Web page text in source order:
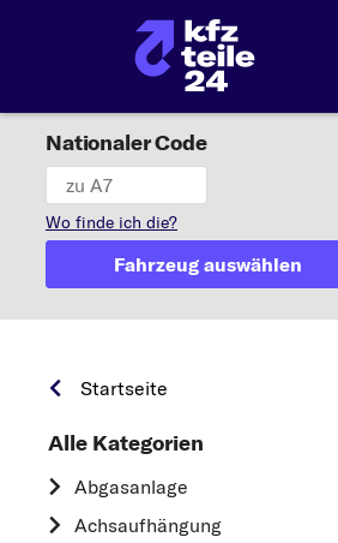
Nationaler Code
Wo finde ich die?
Fahrzeug auswählen
Startseite
Alle Kategorien
Abgasanlage
Achsaufhängung